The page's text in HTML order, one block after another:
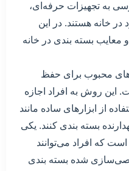
به تجهیزات حرفه‌ای،
خانه هستند. در این
معایب بسته بندی در خانه
محبوب برای حفظ
این روش به افراد اجازه
از ابزارهای ساده مانند
بسته بندی کنند. یکی
است که افراد می‌توانند
شده بسته بندی